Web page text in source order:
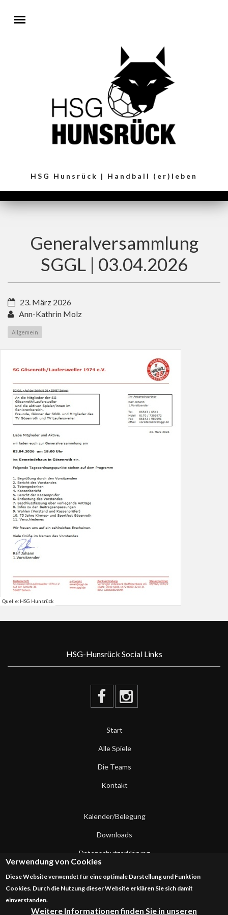
HSG Hunsrück | Handball (er)leben
Generalversammlung
SGGL | 03.04.2026
23. März 2026
Ann-Kathrin Molz
Allgemein
Quelle: HSG Hunsrück
HSG-Hunsrück Social Links
Start
Alle Spiele
Die Teams
Kontakt
Kalender/Belegung
Downloads
Datenschutzerklärung
Kontakt
Verwendung von Cookies
Diese Website verwendet für eine optimale Darstellung und Funktion
Cookies. Durch die Nutzung dieser Website erklären Sie sich damit
einverstanden.
Weitere Informationen finden Sie in unseren